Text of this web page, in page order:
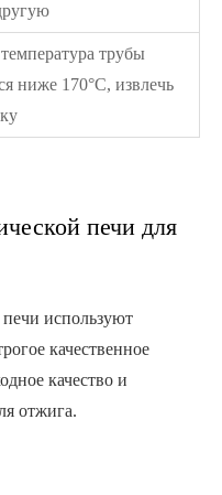
трубы
ниже 170°C, извлечь
печи для
используют
качественное
качество и
отжига.